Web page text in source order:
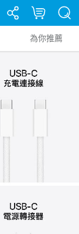
為你推薦